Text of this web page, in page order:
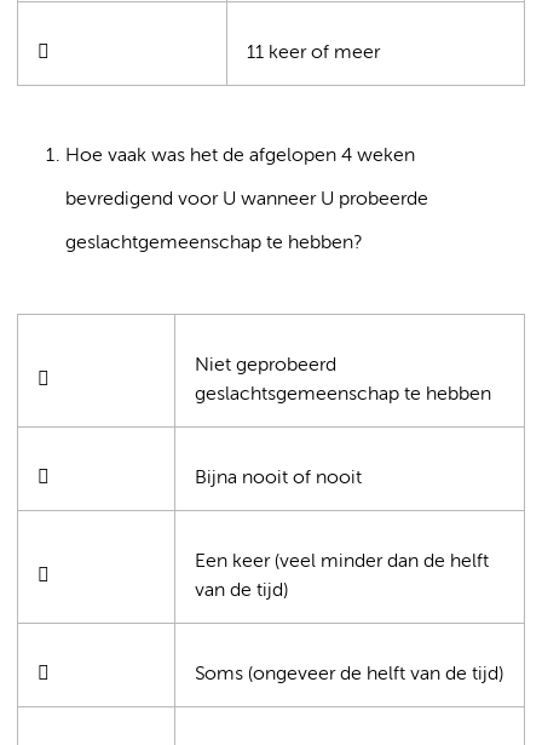
 11 keer of meer
Hoe vaak was het de afgelopen 4 weken
bevredigend voor U wanneer U probeerde
geslachtgemeenschap te hebben?

Niet geprobeerd
geslachtsgemeenschap te hebben
 Bijna nooit of nooit

Een keer (veel minder dan de helft
van de tijd)
 Soms (ongeveer de helft van de tijd)